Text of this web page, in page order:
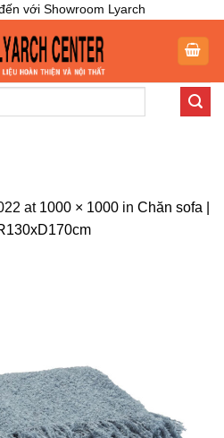
với Showroom Lyarch
at 1000 × 1000 in Chăn sofa |